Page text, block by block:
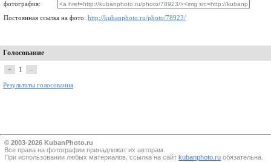
фотография:
Постоянная ссылка на фото: http://kubanphoto.ru/photo/78923/
Голосование
+ 1 –
Результаты голосования
© 2003-2026 KubanPhoto.ru
Все прaва на фотографии принадлежат их авторам.
При использовании любых материалов, ссылка на сайт kubanphoto.ru обязательна.